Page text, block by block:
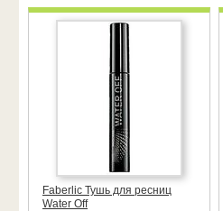
Faberlic Тушь для ресниц
Water Off